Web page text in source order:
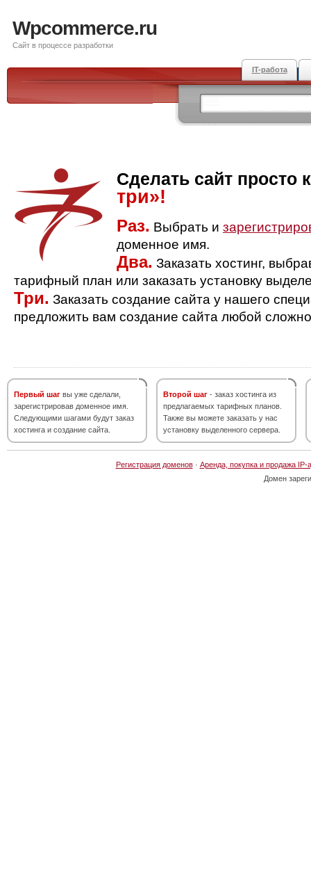
Wpcommerce.ru
Сайт в процессе разработки
IT-работа
Сделать сайт просто
три»!
Раз. Выбрать и
доменное имя.
Два. Заказать хостинг,
тарифный план или заказать установку
Три. Заказать создание сайта у нашего
предложить вам создание сайта любой
Первый шаг вы уже сделали,
зарегистрировав доменное имя.
Следующими шагами будут заказ
хостинга и создание сайта.
Второй шаг - заказ хостинга из
предлагаемых тарифных планов.
Также вы можете заказать у нас
установку выделенного сервера.
Регистрация доменов· Аренда, покупка и продажа IP-
Домен